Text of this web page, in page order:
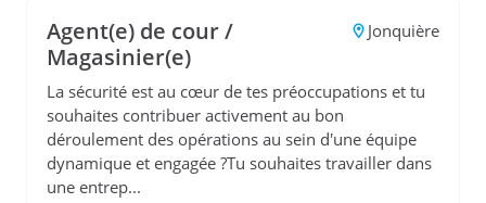
Agent(e) de cour /
Magasinier(e)
Jonquière
La sécurité est au cœur de tes préoccupations et tu
souhaites contribuer activement au bon
déroulement des opérations au sein d'une équipe
dynamique et engagée ?Tu souhaites travailler dans
une entrep...